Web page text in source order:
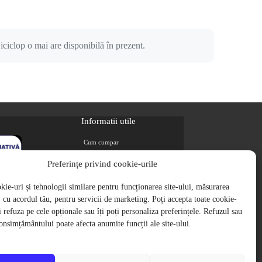
Preferințe privind cookie-urile
uri și tehnologii similare pentru funcționarea site-ului, măsurarea
acordul tău, pentru servicii de marketing. Poți accepta toate cookie-
pe cele opționale sau îți poți personaliza preferințele. Refuzul sau
poate afecta anumite funcții ale site-ului.
o mai are disponibilă în prezent.
Informatii utile
Cum cumpar
Magazine partenere
Retur
Cariere
Politica de Confidentialitate